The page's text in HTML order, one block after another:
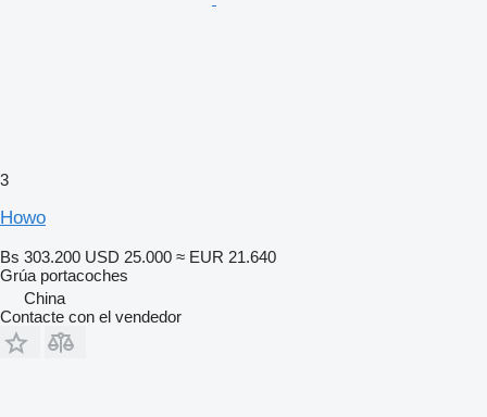
3
Howo
Bs 303.200 USD 25.000 ≈ EUR 21.640
Grúa portacoches
China
Contacte con el vendedor